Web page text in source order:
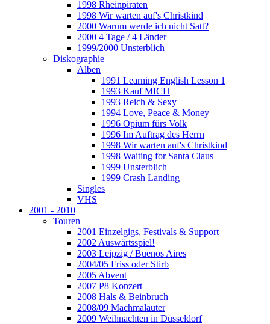
1998 Rheinpiraten
1998 Wir warten auf's Christkind
2000 Warum werde ich nicht Satt?
2000 4 Tage / 4 Länder
1999/2000 Unsterblich
Diskographie
Alben
1991 Learning English Lesson 1
1993 Kauf MICH
1993 Reich & Sexy
1994 Love, Peace & Money
1996 Opium fürs Volk
1996 Im Auftrag des Herrn
1998 Wir warten auf's Christkind
1998 Waiting for Santa Claus
1999 Unsterblich
1999 Crash Landing
Singles
VHS
2001 - 2010
Touren
2001 Einzelgigs, Festivals & Support
2002 Auswärtsspiel!
2003 Leipzig / Buenos Aires
2004/05 Friss oder Stirb
2005 Abvent
2007 P8 Konzert
2008 Hals & Beinbruch
2008/09 Machmalauter
2009 Weihnachten in Düsseldorf